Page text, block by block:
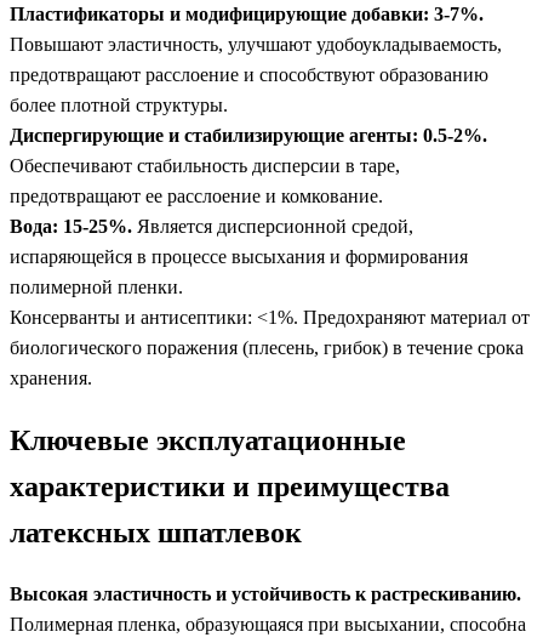
Пластификаторы и модифицирующие добавки: 3-7%.
Повышают эластичность, улучшают удобоукладываемость,
предотвращают расслоение и способствуют образованию
более плотной структуры.
Диспергирующие и стабилизирующие агенты: 0.5-2%.
Обеспечивают стабильность дисперсии в таре,
предотвращают ее расслоение и комкование.
Вода: 15-25%. Является дисперсионной средой,
испаряющейся в процессе высыхания и формирования
полимерной пленки.
Консерванты и антисептики: <1%. Предохраняют материал от
биологического поражения (плесень, грибок) в течение срока
хранения.
Ключевые эксплуатационные
характеристики и преимущества
латексных шпатлевок
Высокая эластичность и устойчивость к растрескиванию.
Полимерная пленка, образующаяся при высыхании, способна